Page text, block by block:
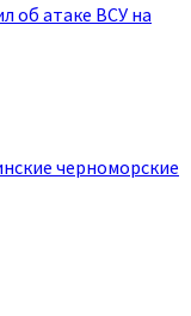
об атаке ВСУ на
черноморские